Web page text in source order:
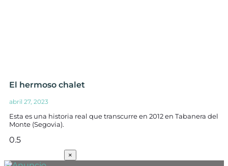
El hermoso chalet
abril 27, 2023
Esta es una historia real que transcurre en 2012 en Tabanera del
Monte (Segovia).
×